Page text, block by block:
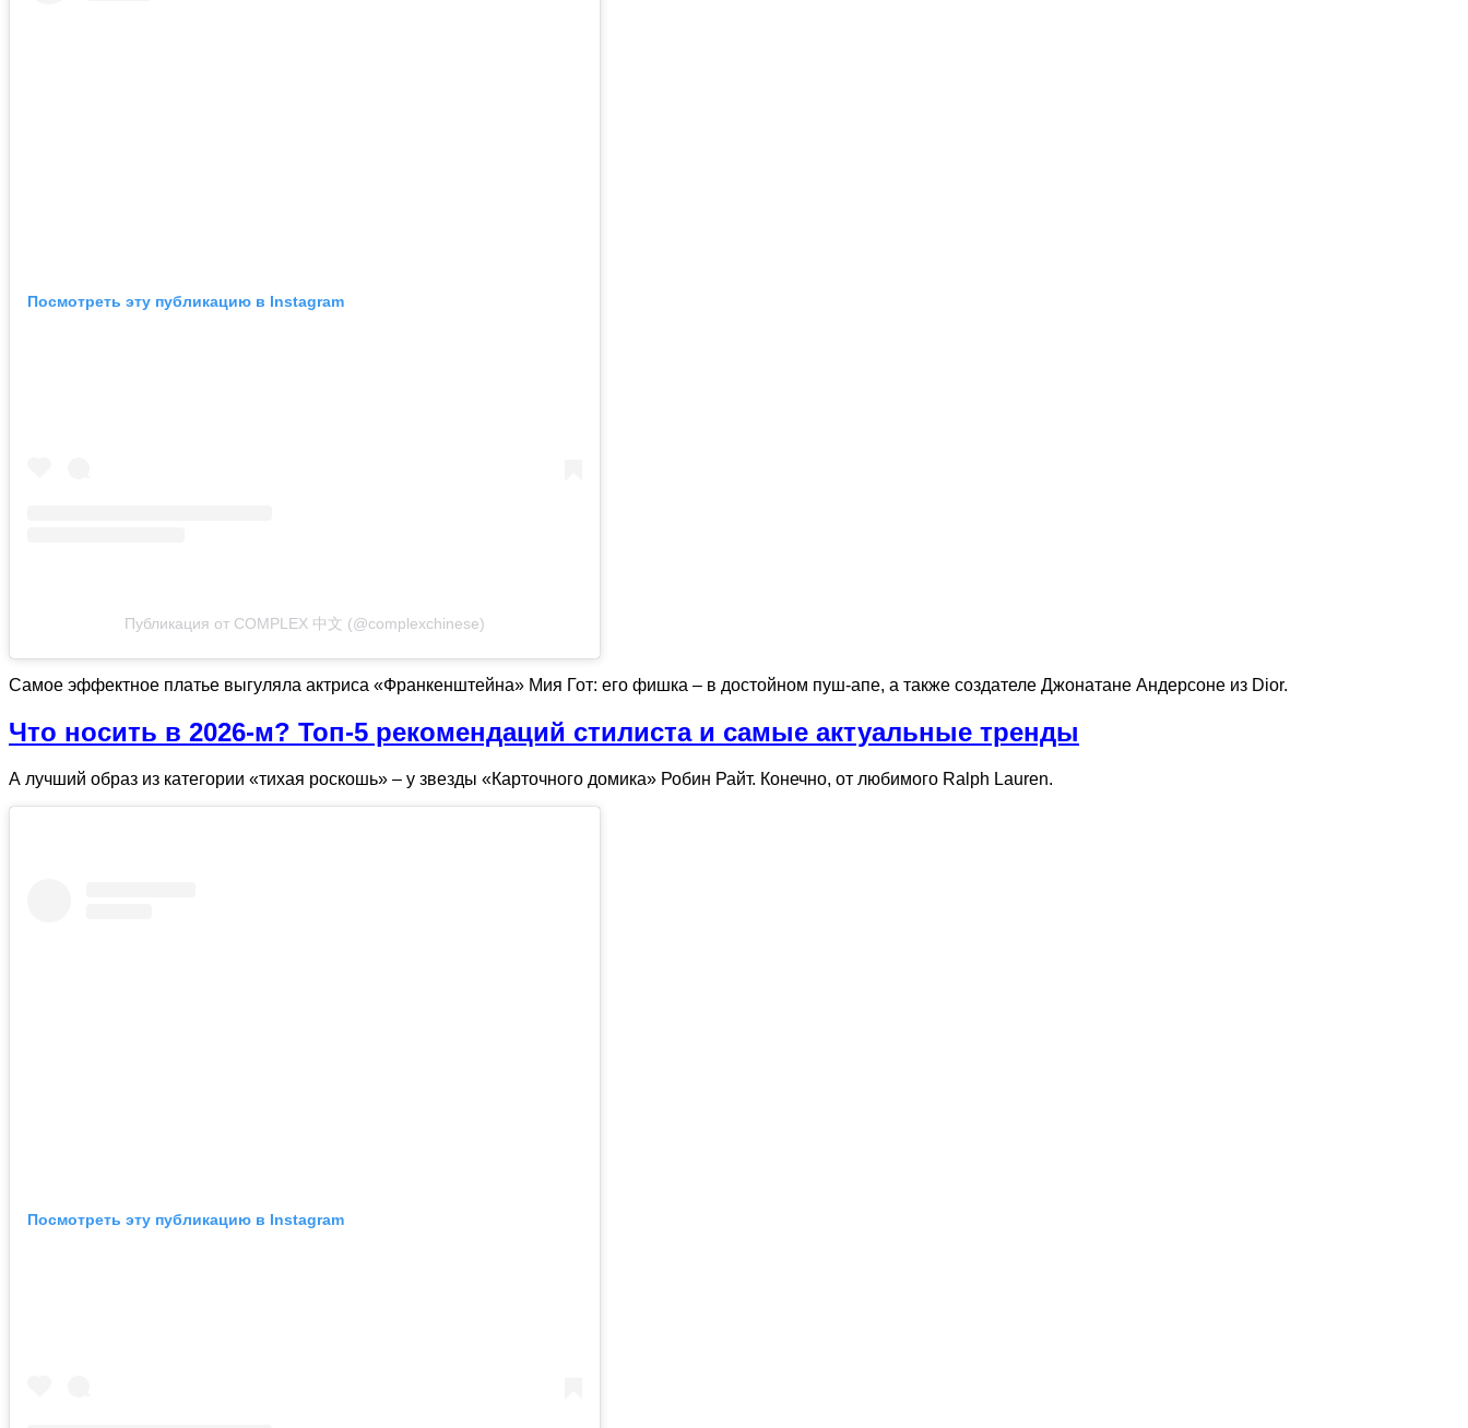
Посмотреть эту публикацию в Instagram
Публикация от COMPLEX 中文 (@complexchinese)
Самое эффектное платье выгуляла актриса «Франкенштейна» Мия Гот: его фишка – в достойном пуш-апе, а также создателе Джонатане Андерсоне из Dior.
Что носить в 2026‑м? Топ‑5 рекомендаций стилиста и самые актуальные тренды
А лучший образ из категории «тихая роскошь» – у звезды «Карточного домика» Робин Райт. Конечно, от любимого Ralph Lauren.
Посмотреть эту публикацию в Instagram